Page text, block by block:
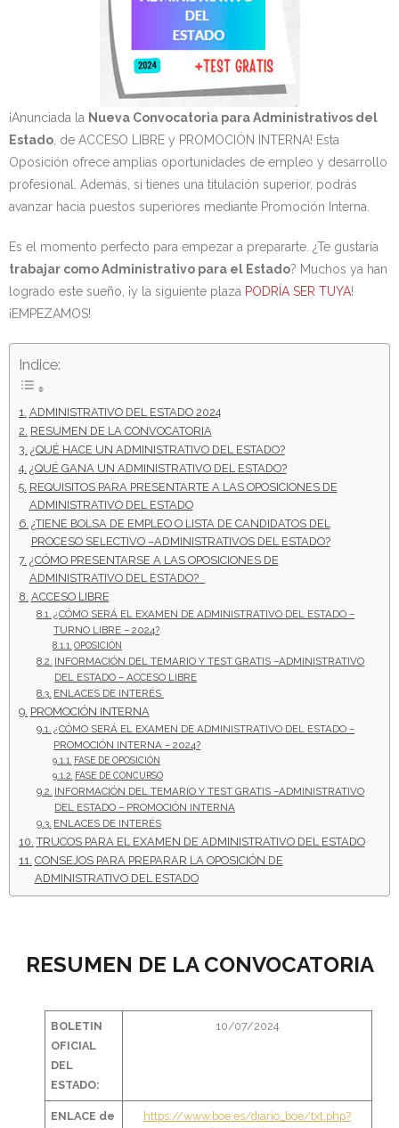
- OPOSICIÓN Auxiliar Administrativo del Estado - 2024
- OPOSICIÓN Administrativo del Estado - 2024
- Seguridad Social
- - OPOSICIÓN Gestión Seguridad Social – 2025
- - OPOSICIÓN Administrativo Seguridad Social – 2025
- Andalucía
- - TEST de Auxiliar Administrativo SAS 2026
- - OPOSICIÓN Auxiliar Administrativo SAS – 2025
- - OPOSICIÓN Celador SAS – 2025
- - OPOSICIÓN Auxiliar Administrativo de la Junta de
Andalucía - 2024
- - OPOSICIÓN Administrativo de la Junta de Andalucía –
2024
- Aragón
- - TEST de Auxiliar Administrativo DGA Aragón 2026
- - TEST de Administrativo DGA Aragón 2026
- - OPOSICIÓN Auxiliar Administrativo Universidad
Zaragoza Unizar - 2025
- Castilla-La Mancha
- - OPOSICIÓN Auxiliar Administrativo SESCAM – Libre –
2025
- - OPOSICIÓN Cuerpo Auxiliar Administración General
- Comun. Madrid
¡Anunciada la Nueva Convocatoria para Administrativos del
Estado , de ACCESO LIBRE y PROMOCIÓN INTERNA! Esta
Oposición ofrece amplias oportunidades de empleo y desarrollo
profesional. Además, si tienes una titulación superior, podrás
avanzar hacia puestos superiores mediante Promoción Interna.
Es el momento perfecto para empezar a prepararte. ¿Te gustaría
trabajar como Administrativo para el Estado? Muchos ya han
logrado este sueño, ¡y la siguiente plaza PODRÍA SER TUYA!
¡EMPEZAMOS!
Indice:
ADMINISTRATIVO DEL ESTADO 2024
RESUMEN DE LA CONVOCATORIA
¿QUÉ HACE UN ADMINISTRATIVO DEL ESTADO?
¿QUÉ GANA UN ADMINISTRATIVO DEL ESTADO?
REQUISITOS PARA PRESENTARTE A LAS OPOSICIONES DE
ADMINISTRATIVO DEL ESTADO
¿TIENE BOLSA DE EMPLEO O LISTA DE CANDIDATOS DEL
PROCESO SELECTIVO –ADMINISTRATIVOS DEL ESTADO?
¿CÓMO PRESENTARSE A LAS OPOSICIONES DE
ADMINISTRATIVO DEL ESTADO?
ACCESO LIBRE
¿CÓMO SERÁ EL EXAMEN DE ADMINISTRATIVO DEL ESTADO –
TURNO LIBRE – 2024?
OPOSICIÓN
INFORMACIÓN DEL TEMARIO Y TEST GRATIS –ADMINISTRATIVO
DEL ESTADO – ACCESO LIBRE
ENLACES DE INTERÉS
PROMOCIÓN INTERNA
¿CÓMO SERÁ EL EXAMEN DE ADMINISTRATIVO DEL ESTADO –
PROMOCIÓN INTERNA – 2024?
FASE DE OPOSICIÓN
FASE DE CONCURSO
INFORMACIÓN DEL TEMARIO Y TEST GRATIS –ADMINISTRATIVO
DEL ESTADO – PROMOCIÓN INTERNA
ENLACES DE INTERÉS
TRUCOS PARA EL EXAMEN DE ADMINISTRATIVO DEL ESTADO
CONSEJOS PARA PREPARAR LA OPOSICIÓN DE
ADMINISTRATIVO DEL ESTADO
RESUMEN DE LA CONVOCATORIA
BOLETIN
OFICIAL
DEL
ESTADO:
10/07/2024
ENLACE de
https://www.boe.es/diario_boe/txt.php?